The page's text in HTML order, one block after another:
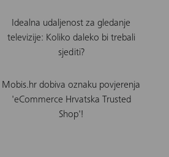
Idealna udaljenost za gledanje
televizije: Koliko daleko bi trebali
sjediti?
Mobis.hr dobiva oznaku povjerenja
'eCommerce Hrvatska Trusted
Shop'!